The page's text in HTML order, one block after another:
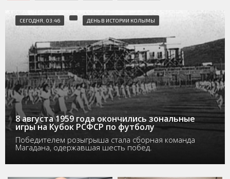
СЕГОДНЯ, 03:46 ДЕНЬ В ИСТОРИИ КОЛЫМЫ
8 августа 1959 года окончились зональные
игры на Кубок РСФСР по футболу
Победителем розыгрыша стала сборная команда
Магадана, одержавшая шесть побед.